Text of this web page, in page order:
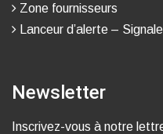
Zone fournisseurs
Lanceur d’alerte –
Newsletter
Inscrivez-vous à notre